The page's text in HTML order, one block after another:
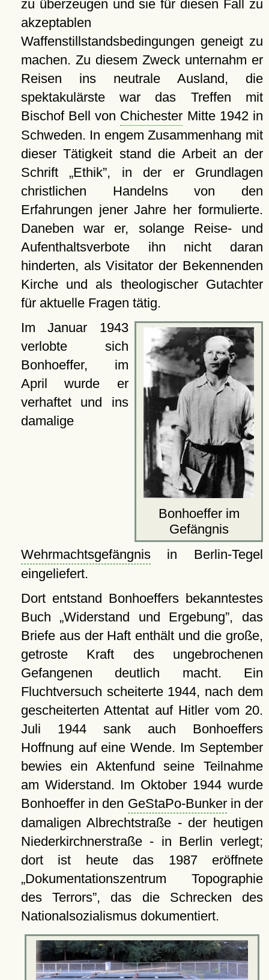
zu überzeugen und sie für diesen Fall zu
akzeptablen
Waffenstillstandsbedingungen geneigt zu
machen. Zu diesem Zweck unternahm er
Reisen ins neutrale Ausland, die
spektakulärste war das Treffen mit
Bischof Bell von Chichester Mitte 1942 in
Schweden. In engem Zusammenhang mit
dieser Tätigkeit stand die Arbeit an der
Schrift Ethik , in der er Grundlagen
christlichen Handelns von den
Erfahrungen jener Jahre her formulierte.
Daneben war er, solange Reise- und
Aufenthaltsverbote ihn nicht daran
hinderten, als Visitator der Bekennenden
Kirche und als theologischer Gutachter
für aktuelle Fragen tätig.
Bonhoeffer im
Gefängnis
Im Januar 1943
verlobte sich
Bonhoeffer, im
April wurde er
verhaftet und ins
damalige
Wehrmachtsgefängnisin Berlin-Tegel
eingeliefert.
Dort entstand Bonhoeffers bekanntestes
Buch Widerstand und Ergebung , das
Briefe aus der Haft enthält und die große,
getroste Kraft des ungebrochenen
Gefangenen deutlich macht. Ein
Fluchtversuch scheiterte 1944, nach dem
gescheiterten Attentat auf Hitler vom 20.
Juli 1944 sank auch Bonhoeffers
Hoffnung auf eine Wende. Im September
bewies ein Aktenfund seine Teilnahme
am Widerstand. Im Oktober 1944 wurde
Bonhoeffer in den GeStaPo-Bunkerin der
damaligen Albrechtstraße - der heutigen
Niederkirchnerstraße - in Berlin verlegt;
dort ist heute das 1987 eröffnete
Dokumentationszentrum Topographie
des Terrors , das die Schrecken des
Nationalsozialismus dokumentiert.